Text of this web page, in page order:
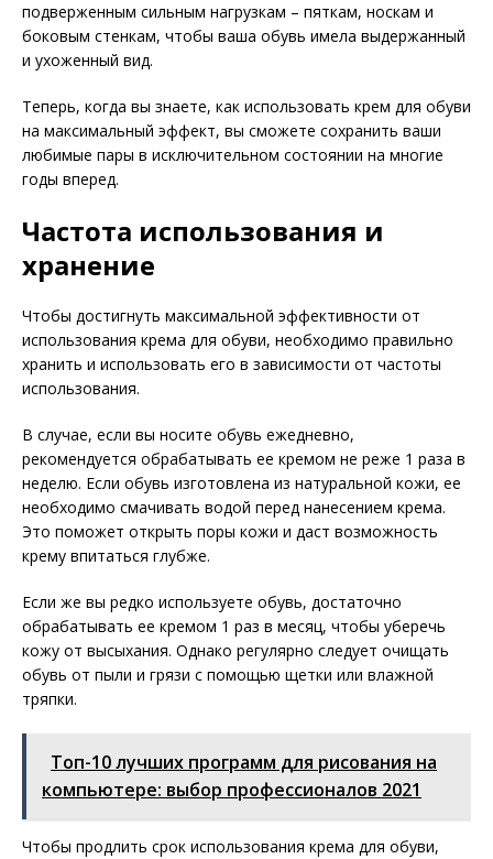
подверженным сильным нагрузкам – пяткам, носкам и
боковым стенкам, чтобы ваша обувь имела выдержанный
и ухоженный вид.
Теперь, когда вы знаете, как использовать крем для обуви
на максимальный эффект, вы сможете сохранить ваши
любимые пары в исключительном состоянии на многие
годы вперед.
Частота использования и
хранение
Чтобы достигнуть максимальной эффективности от
использования крема для обуви, необходимо правильно
хранить и использовать его в зависимости от частоты
использования.
В случае, если вы носите обувь ежедневно,
рекомендуется обрабатывать ее кремом не реже 1 раза в
неделю. Если обувь изготовлена из натуральной кожи, ее
необходимо смачивать водой перед нанесением крема.
Это поможет открыть поры кожи и даст возможность
крему впитаться глубже.
Если же вы редко используете обувь, достаточно
обрабатывать ее кремом 1 раз в месяц, чтобы уберечь
кожу от высыхания. Однако регулярно следует очищать
обувь от пыли и грязи с помощью щетки или влажной
тряпки.
Топ-10 лучших программ для рисования на
компьютере: выбор профессионалов 2021
Чтобы продлить срок использования крема для обуви,